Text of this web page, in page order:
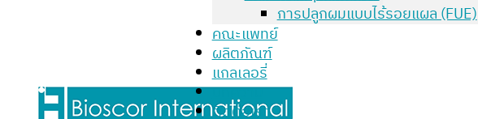
การปลูกผมแบบไร้รอยแผล (FUE)
คณะแพทย์
ผลิตภัณฑ์
แกลเลอรี่
บทความ
ติดต่อเรา